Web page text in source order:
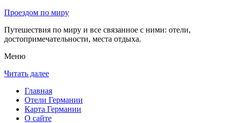
Проездом по миру
Путешествия по миру и все связанное с ними: отели,
достопримечательности, места отдыха.
Меню
Читать далее
Главная
Отели Германии
Карта Германии
О сайте